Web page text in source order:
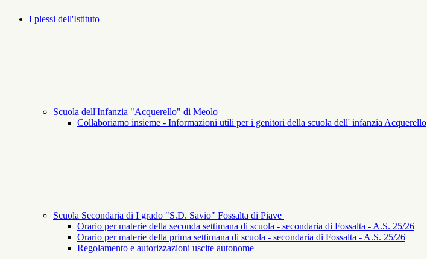
I plessi dell'Istituto
Scuola dell'Infanzia "Acquerello" di Meolo
Collaboriamo insieme - Informazioni utili per i genitori della scuola dell' infanzia Acquerello
Scuola Secondaria di I grado "S.D. Savio" Fossalta di Piave
Orario per materie della seconda settimana di scuola - secondaria di Fossalta - A.S. 25/26
Orario per materie della prima settimana di scuola - secondaria di Fossalta - A.S. 25/26
Regolamento e autorizzazioni uscite autonome